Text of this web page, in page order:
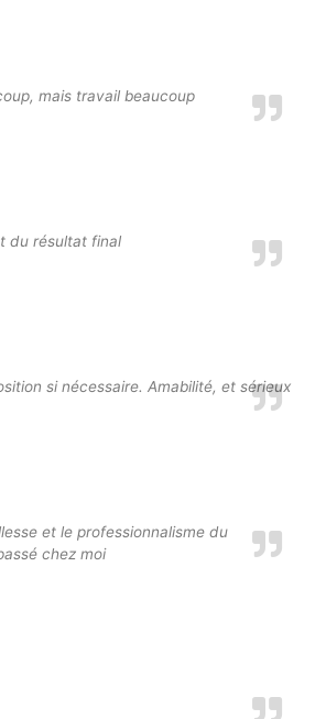
mais travail beaucoup
du résultat final
si nécessaire. Amabilité, et sérieux
et le professionnalisme du
chez moi